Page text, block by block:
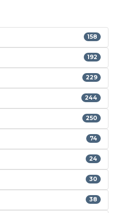
158
192
229
244
250
74
24
30
38